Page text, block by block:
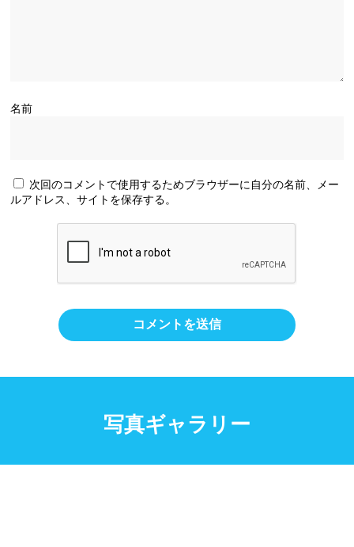
名前
次回のコメントで使用するためブラウザーに自分の名前、メー
ルアドレス、サイトを保存する。
写真ギャラリー